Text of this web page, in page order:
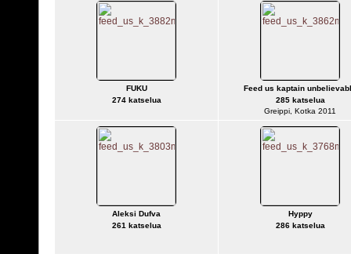
FUKU
274 katselua
Feed us kaptain
285 katselua
Greippi, Kotka 2011
Aleksi Dufva
261 katselua
Hyppy
286 katselua